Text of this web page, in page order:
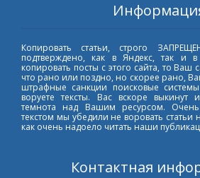
Копировать статьи, строго
подтверждено, как в Яндекс, так и
копировать посты с этого сайта, то Ваш
что рано или поздно, но скорее рано,
штрафные санкции поисковые
воруете тексты. Вас вскоре выкинут
темнота над Вашим ресурсом.
текстом мы убедили не воровать статьи
как очень надоело читать наши
Контактная